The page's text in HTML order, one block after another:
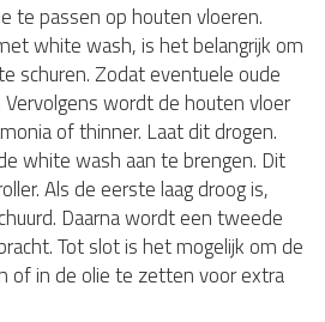
te passen op houten vloeren.
white wash, is het belangrijk om
schuren. Zodat eventuele oude
Vervolgens wordt de houten vloer
of thinner. Laat dit drogen.
white wash aan te brengen. Dit
Als de eerste laag droog is,
Daarna wordt een tweede
Tot slot is het mogelijk om de
of in de olie te zetten voor extra